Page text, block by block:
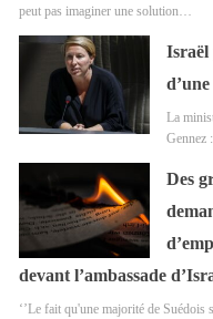
peut pas imaginer une solution…
Israël
La
Gennez
Des
devant l’ambassade
‘’Le fait qu'une majorité de